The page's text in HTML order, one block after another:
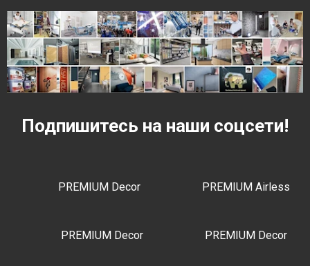
Подпишитесь на наши соцсети!
PREMIUM Decor PREMIUM Airless
PREMIUM Decor PREMIUM Decor